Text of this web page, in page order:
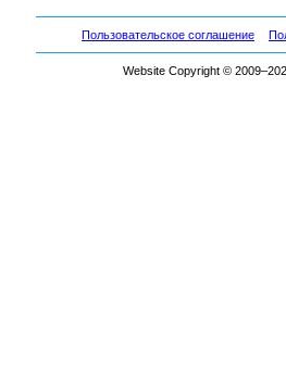
Пользовательское соглашение
Website Copyright ©